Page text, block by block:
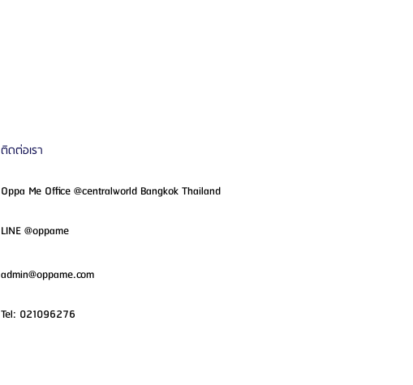
ติดต่อเรา
Oppa Me Office @centralworld Bangkok Thailand
LINE @oppame
admin@oppame.com
Tel: 021096276